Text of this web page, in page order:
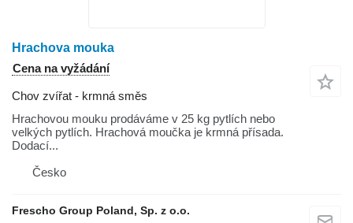
Hrachova mouka
Cena na vyžádání
Chov zvířat - krmná směs
Hrachovou mouku prodáváme v 25 kg pytlích nebo
velkých pytlích. Hrachová moučka je krmná přísada.
Dodací...
Česko
Frescho Group Poland, Sp. z o.o.